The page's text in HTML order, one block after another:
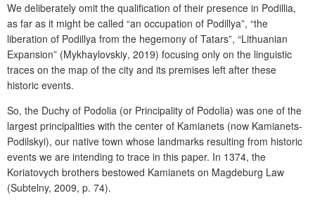
We deliberately omit the qualification of their presence in Podillia,
as far as it might be called “an occupation of Podillya”, “the
liberation of Podillya from the hegemony of Tatars”, “Lithuanian
Expansion” (Mykhaylovskiy, 2019) focusing only on the linguistic
traces on the map of the city and its premises left after these
historic events.
So, the Duchy of Podolia (or Principality of Podolia) was one of the
largest principalities with the center of Kamianets (now Kamianets-
Podilskyi), our native town whose landmarks resulting from historic
events we are intending to trace in this paper. In 1374, the
Koriatovych brothers bestowed Kamianets on Magdeburg Law
(Subtelny, 2009, p. 74).